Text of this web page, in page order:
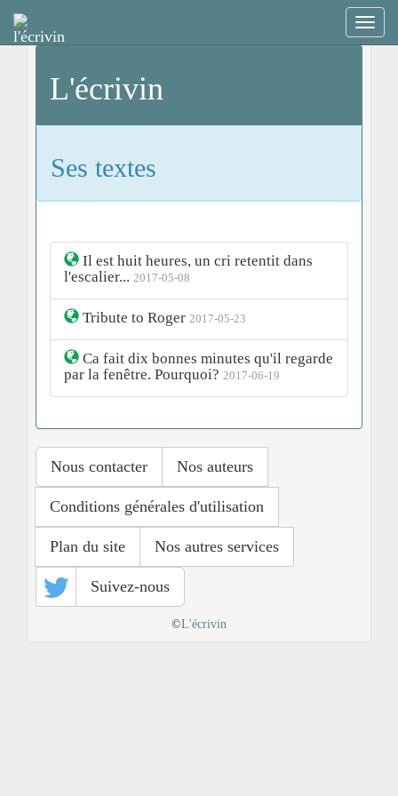
L'écrivin
Ses textes
Il est huit heures, un cri retentit dans
l'escalier... 2017-05-08
Tribute to Roger 2017-05-23
Ca fait dix bonnes minutes qu'il regarde
par la fenêtre. Pourquoi? 2017-06-19
Nous contacter Nos auteurs
Conditions générales d'utilisation
Plan du site Nos autres services
Suivez-nous
©L'écrivin